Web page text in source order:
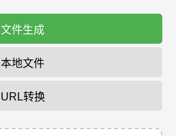
文件生成
本地文件
URL转换